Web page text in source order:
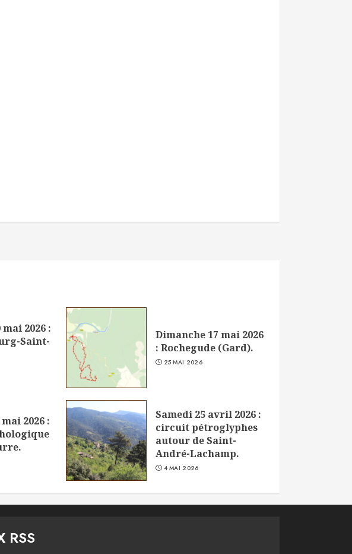
2026 :
Saint-
Dimanche 17 mai 2026
: Rochegude (Gard).
25 MAI 2026
2026 :
Samedi 25 avril 2026 :
circuit pétroglyphes
autour de Saint-
André-Lachamp.
4 MAI 2026
RSS